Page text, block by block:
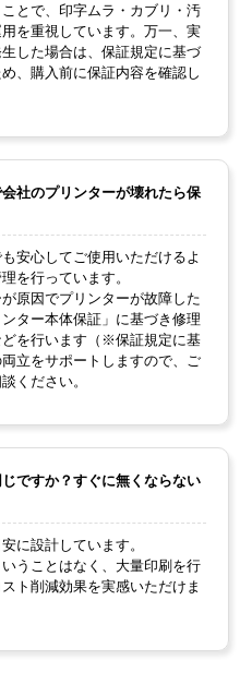
あり
とで、印字ムラ・カブリ・汚
を重視しています。万一、実
した場合は、保証規定に基づ
、購入前に保証内容を確認し
社のプリンターが壊れたら保
安心してご使用いただけるよ
を行っています。
原因でプリンターが故障した
ター本体保証」に基づき修理
を行います（※保証規定に基
立をサポートしますので、ご
ください。
ですか？すぐに無くならない
に設計しています。
うことはなく、大量印刷を行
ト削減効果を実感いただけま